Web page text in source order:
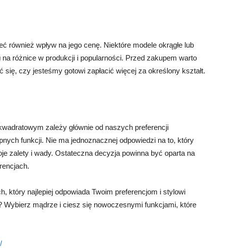
również wpływ na jego cenę. Niektóre modele okrągłe lub
różnice w produkcji i popularności. Przed zakupem warto
czy jesteśmy gotowi zapłacić więcej za określony kształt.
zależy głównie od naszych preferencji
funkcji. Nie ma jednoznacznej odpowiedzi na to, który
zalety i wady. Ostateczna decyzja powinna być oparta na
który najlepiej odpowiada Twoim preferencjom i stylowi
mądrze i ciesz się nowoczesnymi funkcjami, które